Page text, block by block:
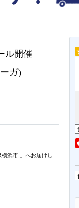
ル開催
ガ)
横浜市 」 へお届けし